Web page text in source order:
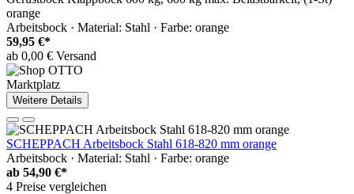
orange
Arbeitsbock · Material: Stahl · Farbe: orange
59,95 €*
ab 0,00 € Versand
Marktplatz
Weitere Details
SCHEPPACH Arbeitsbock Stahl 618-820 mm orange
Arbeitsbock · Material: Stahl · Farbe: orange
ab 54,90 €*
4 Preise vergleichen